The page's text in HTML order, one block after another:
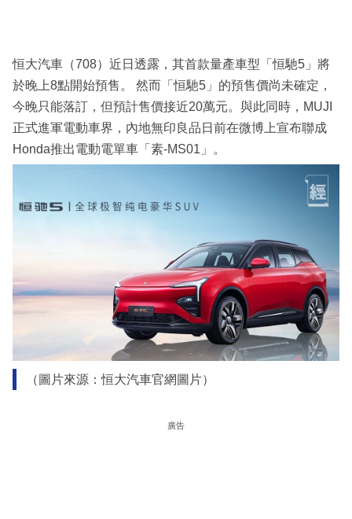
恒大汽車（708）近日透露，其首款量產車型「恒馳5」將
於晚上8點開始預售。 然而「恒馳5」的預售價尚未確定，
今晚只能落訂，但預計售價接近20萬元。與此同時，MUJI
正式進軍電動車界，內地無印良品日前在微博上宣布聯成
Honda推出電動電單車「素-MS01」。
（圖片來源：恒大汽車官網圖片）
廣告